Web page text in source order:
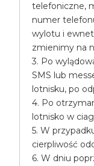
telefoniczne,
numer
wylotu i
zmienimy na
3. Po
SMS lub
lotnisku, po
4. Po
lotnisko w
5. W
cierpliwość
6. W dniu